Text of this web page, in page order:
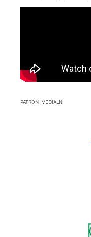
PATRONI MEDIALNI